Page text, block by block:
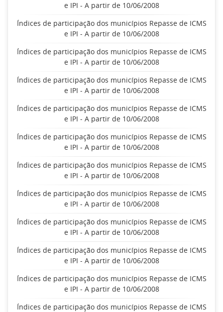
e IPI - A partir de 10/06/2008
Índices de participação dos municípios Repasse de ICMS
e IPI - A partir de 10/06/2008
Índices de participação dos municípios Repasse de ICMS
e IPI - A partir de 10/06/2008
Índices de participação dos municípios Repasse de ICMS
e IPI - A partir de 10/06/2008
Índices de participação dos municípios Repasse de ICMS
e IPI - A partir de 10/06/2008
Índices de participação dos municípios Repasse de ICMS
e IPI - A partir de 10/06/2008
Índices de participação dos municípios Repasse de ICMS
e IPI - A partir de 10/06/2008
Índices de participação dos municípios Repasse de ICMS
e IPI - A partir de 10/06/2008
Índices de participação dos municípios Repasse de ICMS
e IPI - A partir de 10/06/2008
Índices de participação dos municípios Repasse de ICMS
e IPI - A partir de 10/06/2008
Índices de participação dos municípios Repasse de ICMS
e IPI - A partir de 10/06/2008
Índices de participação dos municípios Repasse de ICMS